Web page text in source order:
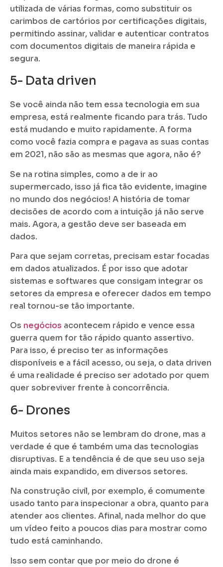
utilizada de várias formas, como substituir os
carimbos de cartórios por certificações digitais,
permitindo assinar, validar e autenticar contratos
com documentos digitais de maneira rápida e
segura.
5- Data driven
Se você ainda não tem essa tecnologia em sua
empresa, está realmente ficando para trás. Tudo
está mudando e muito rapidamente. A forma
como você fazia compra e pagava as suas contas
em 2021, não são as mesmas que agora, não é?
Se na rotina simples, como a de ir ao
supermercado, isso já fica tão evidente, imagine
no mundo dos negócios! A história de tomar
decisões de acordo com a intuição já não serve
mais. Agora, a gestão deve ser baseada em
dados.
Para que sejam corretas, precisam estar focadas
em dados atualizados. É por isso que adotar
sistemas e softwares que consigam integrar os
setores da empresa e oferecer dados em tempo
real tornou-se tão importante.
Os negócios acontecem rápido e vence essa
guerra quem for tão rápido quanto assertivo.
Para isso, é preciso ter as informações
disponíveis e a fácil acesso, ou seja, o data driven
é uma realidade é preciso ser adotado por quem
quer sobreviver frente à concorrência.
6- Drones
Muitos setores não se lembram do drone, mas a
verdade é que é também uma das tecnologias
disruptivas. E a tendência é de que seu uso seja
ainda mais expandido, em diversos setores.
Na construção civil, por exemplo, é comumente
usado tanto para inspecionar a obra, quanto para
atender aos clientes. Afinal, nada melhor do que
um vídeo feito a poucos dias para mostrar como
tudo está caminhando.
Isso sem contar que por meio do drone é